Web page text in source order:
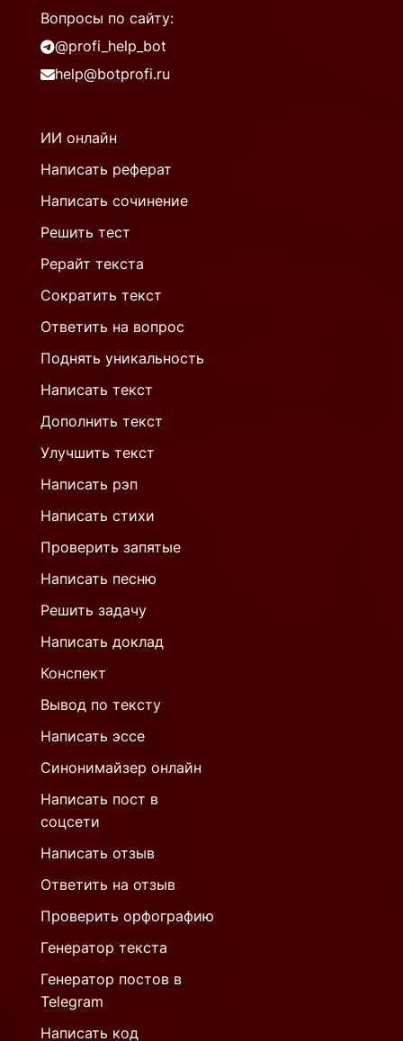
Вопросы по сайту:
@profi_help_bot
help@botprofi.ru
ИИ онлайн
Написать реферат
Написать сочинение
Решить тест
Рерайт текста
Сократить текст
Ответить на вопрос
Поднять уникальность
Написать текст
Дополнить текст
Улучшить текст
Написать рэп
Написать стихи
Проверить запятые
Написать песню
Решить задачу
Написать доклад
Конспект
Вывод по тексту
Написать эссе
Синонимайзер онлайн
Написать пост в
соцсети
Написать отзыв
Ответить на отзыв
Проверить орфографию
Генератор текста
Генератор постов в
Telegram
Написать код